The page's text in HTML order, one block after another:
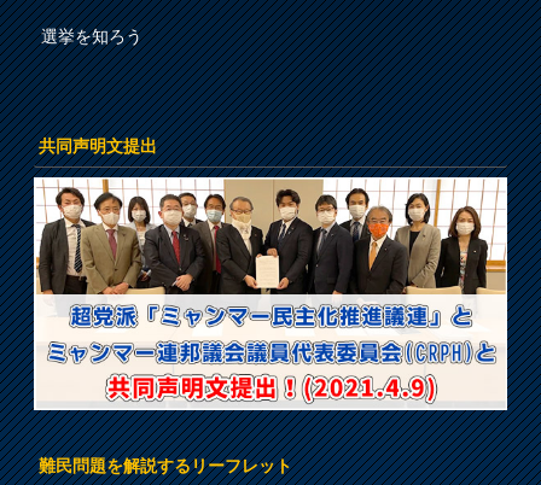
選挙を知ろう
共同声明文提出
難民問題を解説するリーフレット